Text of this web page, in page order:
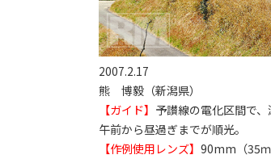
2007.2.17
熊 博毅（新潟県）
【ガイド】 予讃線の電化区間で
午前から昼過ぎまでが順光。
【作例使用レンズ】 90mm（35ｍ